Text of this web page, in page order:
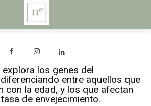
los genes del
entre aquellos que
con la edad, y los que afectan
de envejecimiento.